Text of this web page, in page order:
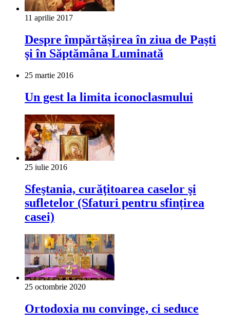
11 aprilie 2017
Despre împărtăşirea în ziua de Paşti
şi în Săptămâna Luminată
25 martie 2016
Un gest la limita iconoclasmului
25 iulie 2016
Sfeştania, curăţitoarea caselor şi
sufletelor (Sfaturi pentru sfințirea
casei)
25 octombrie 2020
Ortodoxia nu convinge, ci seduce